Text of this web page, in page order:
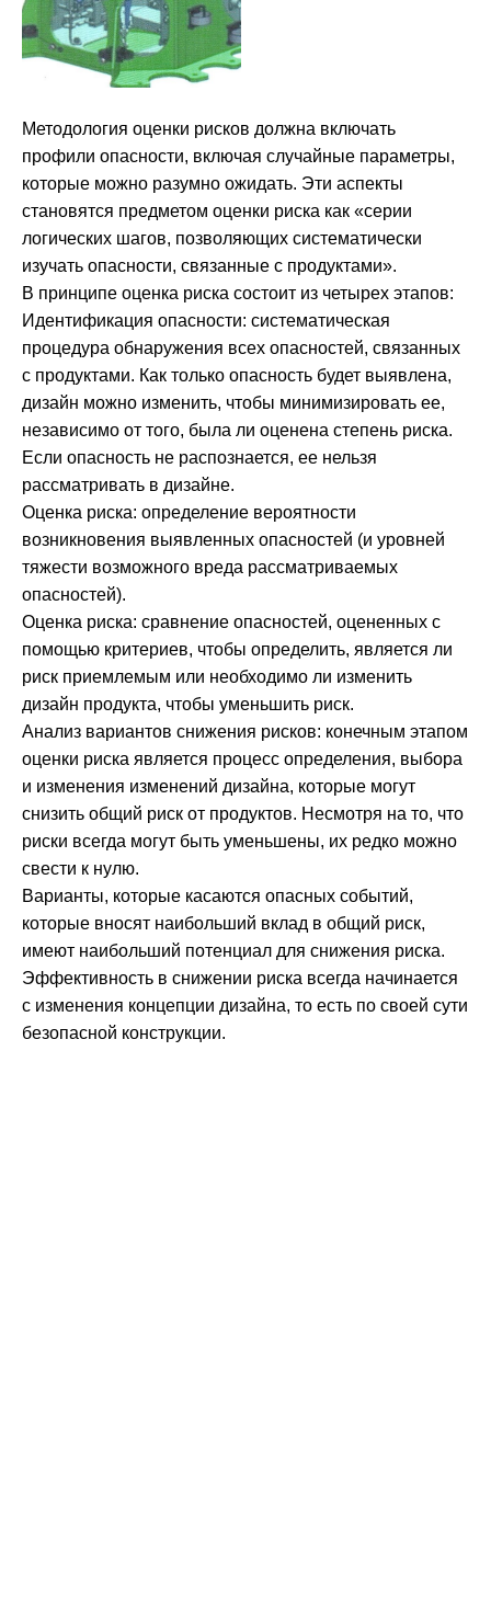
Методология оценки рисков должна включать
профили опасности, включая случайные параметры,
которые можно разумно ожидать. Эти аспекты
становятся предметом оценки риска как «серии
логических шагов, позволяющих систематически
изучать опасности, связанные с продуктами».
В принципе оценка риска состоит из четырех этапов:
Идентификация опасности: систематическая
процедура обнаружения всех опасностей, связанных
с продуктами. Как только опасность будет выявлена,
дизайн можно изменить, чтобы минимизировать ее,
независимо от того, была ли оценена степень риска.
Если опасность не распознается, ее нельзя
рассматривать в дизайне.
Оценка риска: определение вероятности
возникновения выявленных опасностей (и уровней
тяжести возможного вреда рассматриваемых
опасностей).
Оценка риска: сравнение опасностей, оцененных с
помощью критериев, чтобы определить, является ли
риск приемлемым или необходимо ли изменить
дизайн продукта, чтобы уменьшить риск.
Анализ вариантов снижения рисков: конечным этапом
оценки риска является процесс определения, выбора
и изменения изменений дизайна, которые могут
снизить общий риск от продуктов. Несмотря на то, что
риски всегда могут быть уменьшены, их редко можно
свести к нулю.
Варианты, которые касаются опасных событий,
которые вносят наибольший вклад в общий риск,
имеют наибольший потенциал для снижения риска.
Эффективность в снижении риска всегда начинается
с изменения концепции дизайна, то есть по своей сути
безопасной конструкции.